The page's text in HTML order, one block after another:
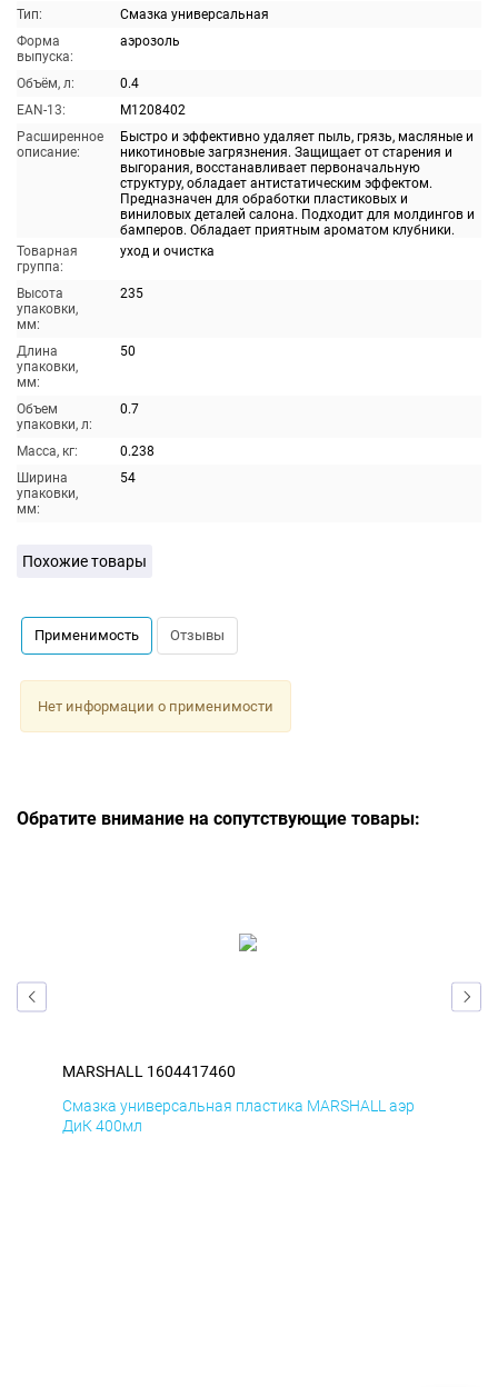
Тип:
Смазка универсальная
Форма
выпуска:
аэрозоль
Объём, л:
0.4
EAN-13:
M1208402
Расширенное
описание:
Быстро и эффективно удаляет пыль, грязь, масляные и
никотиновые загрязнения. Защищает от старения и
выгорания, восстанавливает первоначальную
структуру, обладает антистатическим эффектом.
Предназначен для обработки пластиковых и
виниловых деталей салона. Подходит для молдингов и
бамперов. Обладает приятным ароматом клубники.
Товарная
группа:
уход и очистка
Высота
упаковки,
мм:
235
Длина
упаковки,
мм:
50
Объем
упаковки, л:
0.7
Масса, кг:
0.238
Ширина
упаковки,
мм:
54
Похожие товары
Применимость Отзывы
Нет информации о применимости
Обратите внимание на сопутствующие товары:
MARSHALL 1604417460
Смазка универсальная пластика MARSHALL аэр
ДиК 400мл